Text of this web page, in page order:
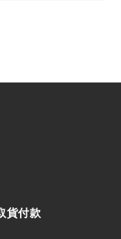
貨付款